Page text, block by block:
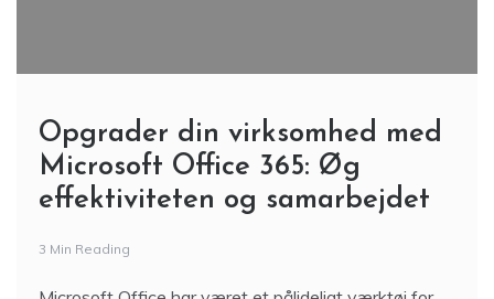
Opgrader din virksomhed med
Microsoft Office 365: Øg
effektiviteten og samarbejdet
3 Min Reading